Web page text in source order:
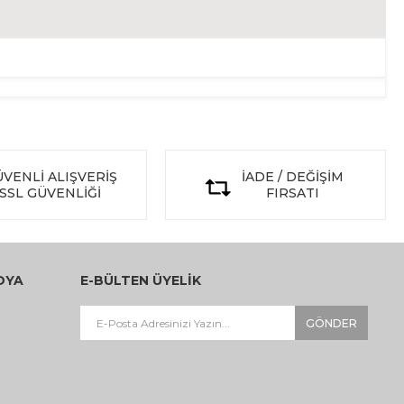
ALIŞVERİŞ
SSL GÜVENLİĞİ
İADE / DEĞİŞİM
FIRSATI
E-BÜLTEN ÜYELİK
GÖNDER